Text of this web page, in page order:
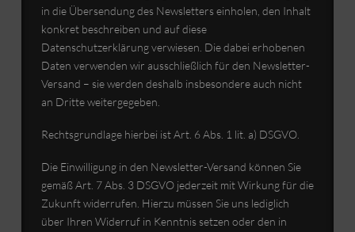
in die Übersendung des Newsletters einholen, den Inhalt
konkret beschreiben und auf diese
Datenschutzerklärung verwiesen. Die dabei erhobenen
Daten verwenden wir ausschließlich für den Newsletter-
Versand – sie werden deshalb insbesondere auch nicht
an Dritte weitergegeben.
Rechtsgrundlage hierbei ist Art. 6 Abs. 1 lit. a) DSGVO.
Die Einwilligung in den Newsletter-Versand können Sie
gemäß Art. 7 Abs. 3 DSGVO jederzeit mit Wirkung für die
Zukunft widerrufen. Hierzu müssen Sie uns lediglich
über Ihren Widerruf in Kenntnis setzen oder den in